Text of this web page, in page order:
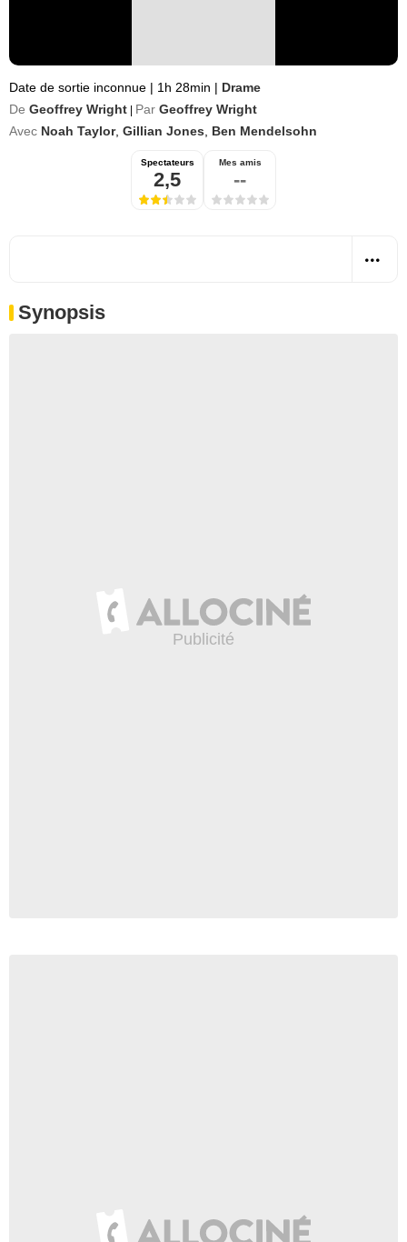
Date de sortie inconnue | 1h 28min | Drame
De Geoffrey Wright Par Geoffrey Wright
Avec Noah Taylor, Gillian Jones Ben Mendelsohn
Spectateurs
2,5
Mes amis
--
Synopsis